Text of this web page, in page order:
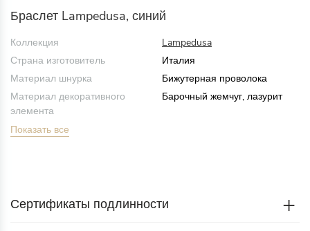
Браслет Lampedusa, синий
Коллекция
Lampedusa
Страна изготовитель
Италия
Материал шнурка
Бижутерная проволока
Материал декоративного
элемента
Барочный жемчуг, лазурит
Показать все
Сертификаты подлинности